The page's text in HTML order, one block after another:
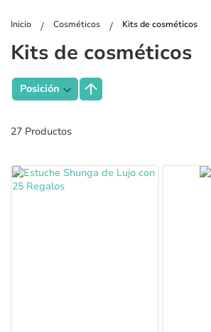
Inicio Cosméticos Kits de cosméticos
Kits de cosméticos
27 Productos